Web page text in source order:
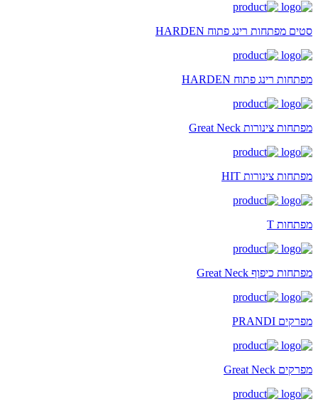
סטים מפתחות רינג פתוח HARDEN
מפתחות רינג פתוח HARDEN
מפתחות צינורות Great Neck
מפתחות צינורות HIT
מפתחות T
מפתחות כיפוף Great Neck
מפרקים PRANDI
מפרקים Great Neck